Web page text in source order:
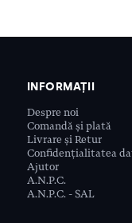
INFORMAȚII
Despre noi
Comandă și plată
Livrare și Retur
Confidențialitatea
Ajutor
A.N.P.C.
A.N.P.C. - SAL